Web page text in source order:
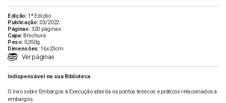
Edição:1ª Edição
Publicação:03/2022
Páginas:320 páginas
Capa:Brochura
Peso:0,350g
Dimensões:16x23cm
Ver páginas
Indispensável na sua Biblioteca
O livro sobre Embargos à Execução aborda os pontos teóricos e práticos relacionados a
embargos.